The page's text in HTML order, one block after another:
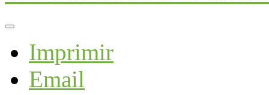
Imprimir
Email